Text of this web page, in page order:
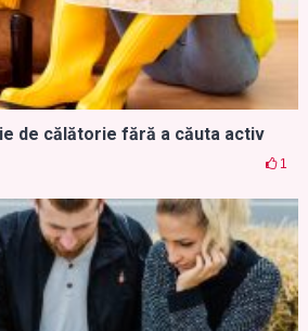
de călătorie fără a căuta activ
1